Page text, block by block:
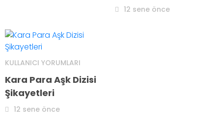
12 sene önce
KULLANICI YORUMLARI
Kara Para Aşk Dizisi
Şikayetleri
12 sene önce